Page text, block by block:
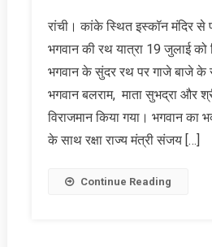
रांची। कांके स्थित इस्कॉन मंदिर से
भगवान की रथ यात्रा 19 जुलाई को
भगवान के सुंदर रथ पर गाजे बाजे के
भगवान बलराम, माता सुभद्रा और
विराजमान किया गया। भगवान का
के साथ रक्षा राज्य मंत्री संजय […]
Continue Reading